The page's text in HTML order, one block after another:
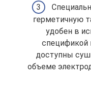
герметичную
удобен в
спецификой
доступны
объеме